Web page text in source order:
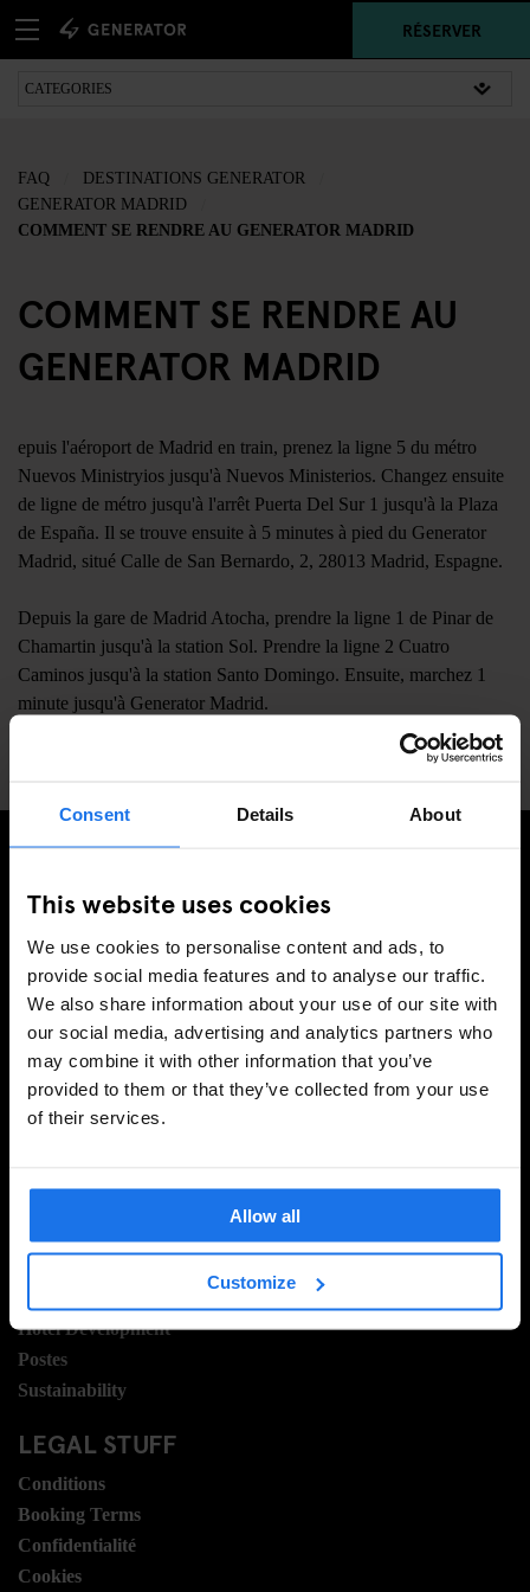
Consent Details About
This website uses cookies
We use cookies to personalise content and ads, to
provide social media features and to analyse our traffic.
We also share information about your use of our site with
our social media, advertising and analytics partners who
may combine it with other information that you’ve
provided to them or that they’ve collected from your use
of their services.
Allow all
Customize
RÉSERVER
FAQ
DESTINATIONS GENERATOR
GENERATOR MADRID
COMMENT SE RENDRE AU GENERATOR MADRID
COMMENT SE RENDRE AU
GENERATOR MADRID
epuis l'aéroport de Madrid en train, prenez la ligne 5 du métro
Nuevos Ministryios jusqu'à Nuevos Ministerios. Changez ensuite
de ligne de métro jusqu'à l'arrêt Puerta Del Sur 1 jusqu'à la Plaza
de España. Il se trouve ensuite à 5 minutes à pied du Generator
Madrid, situé Calle de San Bernardo, 2, 28013 Madrid, Espagne.
Depuis la gare de Madrid Atocha, prendre la ligne 1 de Pinar de
Chamartin jusqu'à la station Sol. Prendre la ligne 2 Cuatro
Caminos jusqu'à la station Santo Domingo. Ensuite, marchez 1
minute jusqu'à Generator Madrid.
INSCRIVEZ-VOUS À NOTRE NEWSLETTER POUR
RECEVOIR DES OFFRES EXCLUSIVES
S'INSCRIRE
Contactez nous
Hotel Development
Postes
Sustainability
LEGAL STUFF
Conditions
Booking Terms
Confidentialité
Cookies